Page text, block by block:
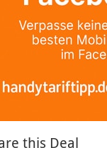
this Deal